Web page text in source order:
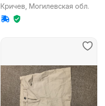
Кричев, Могилевская обл.